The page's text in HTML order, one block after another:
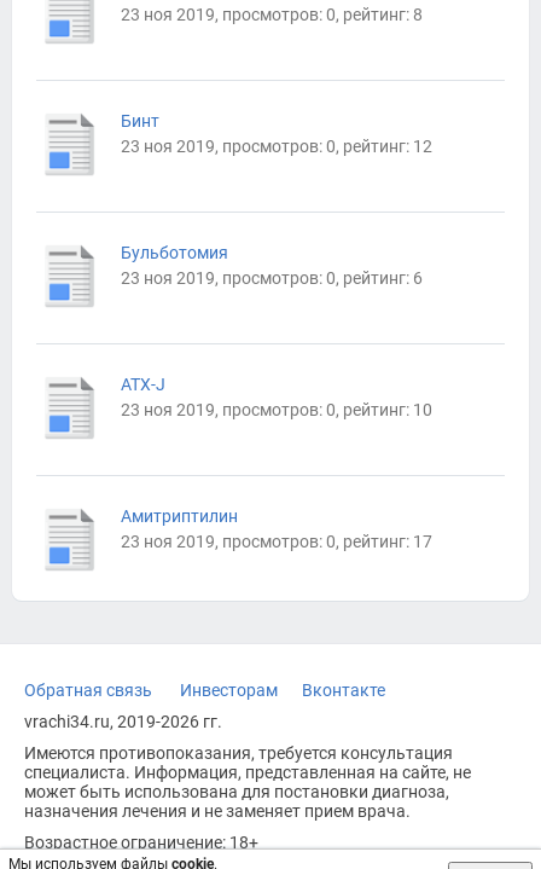
Мы используем файлы cookie.
23 ноя 2019, просмотров: 0, рейтинг: 8
Бинт
23 ноя 2019, просмотров: 0, рейтинг: 12
Бульботомия
23 ноя 2019, просмотров: 0, рейтинг: 6
АТХ-J
23 ноя 2019, просмотров: 0, рейтинг: 10
Амитриптилин
23 ноя 2019, просмотров: 0, рейтинг: 17
Обратная связь Инвесторам
Вконтакте
vrachi34.ru, 2019-2026 гг.
Имеются противопоказания, требуется консультация
специалиста. Информация, представленная на сайте, не
может быть использована для постановки диагноза,
назначения лечения и не заменяет прием врача.
Возрастное ограничение: 18+